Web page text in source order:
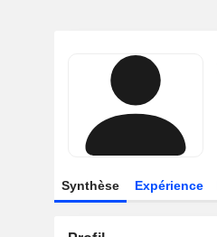
Synthèse Expérience